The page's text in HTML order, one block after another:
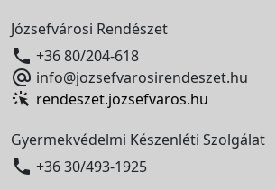
Józsefvárosi Rendészet
 +36 80/204-618
 info@jozsefvarosirendeszet.hu
rendeszet.jozsefvaros.hu
Gyermekvédelmi Készenléti Szolgálat
 +36 30/493-1925